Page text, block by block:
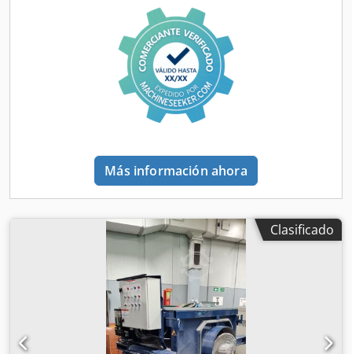
actualizadas. Datos básicos: • Fabricante: Paola De Nicola
S.p.A. • Año de fabricación: 2008 • Modernización: 2025
(Teichmann GmbH) • Capacidad de elevación: 4 carros x
15T (total 40T) • Número de serie: K122C019 • Dimensiones:
aproximadamente 11.000 x 11.000 x 15.450 mm (A x L x Al)
• Altura bajo el travesaño: aproximadamente 12.800 mm •
Velocidad de elevación: 4,0 / 8,0 m/min • Velocidad del
carro: 12 m/min • Velocidad de desplazamiento: 90 m/min •
• Venta bajo las condiciones EXW Świnoujście • Desmontaje
y carga (a cargo del vendedor) Documentación: Se puede
proporcionar documentación técnica detallada, fotografías
partes interesadas, previa confirmación de su interés en la
compra. Dedpfx Aljzick Isaekr Contacto: Si está interesado
en adquirir este equipo, póngase en contacto por correo
Más información ahora
Clasificado